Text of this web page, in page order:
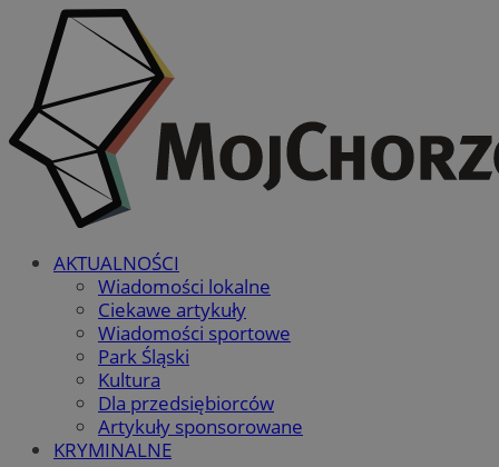
AKTUALNOŚCI
Wiadomości lokalne
Ciekawe artykuły
Wiadomości sportowe
Park Śląski
Kultura
Dla przedsiębiorców
Artykuły sponsorowane
KRYMINALNE